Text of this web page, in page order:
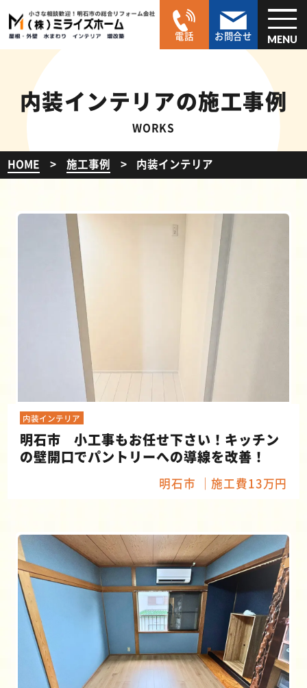
電話 お問合せ MENU
内装インテリアの施工事例
WORKS
HOME 施工事例 内装インテリア
内装インテリア
明石市 小工事もお任せ下さい！キッチン
の壁開口でパントリーへの導線を改善！
明石市 施工費13万円